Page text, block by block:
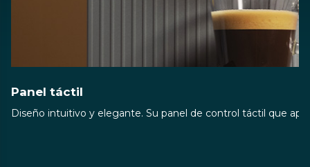
Panel táctil
Diseño intuitivo y elegante. Su panel de control táctil que